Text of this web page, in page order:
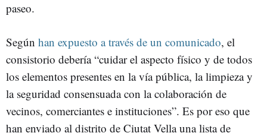
paseo.
Según han expuesto a través de un comunicado, el
consistorio debería “cuidar el aspecto físico y de todos
los elementos presentes en la vía pública, la limpieza y
la seguridad consensuada con la colaboración de
vecinos, comerciantes e instituciones”. Es por eso que
han enviado al distrito de Ciutat Vella una lista de